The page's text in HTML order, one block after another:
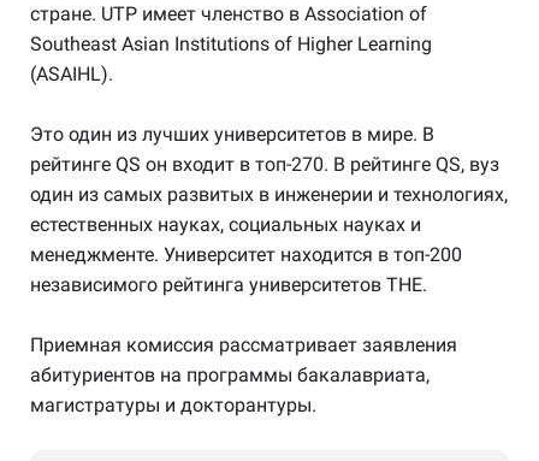
стране. UTP имеет членство в Association of
Southeast Asian Institutions of Higher Learning
(ASAIHL).
Это один из лучших университетов в мире. В
рейтинге QS он входит в топ-270. В рейтинге QS, вуз
один из самых развитых в инженерии и технологиях,
естественных науках, социальных науках и
менеджменте. Университет находится в топ-200
независимого рейтинга университетов THE.
Приемная комиссия рассматривает заявления
абитуриентов на программы бакалавриата,
магистратуры и докторантуры.